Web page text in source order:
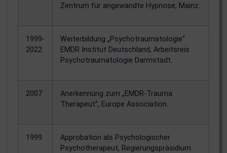
Zentrum für angewandte Hypnose, Mainz.
1999-
2022
Weiterbildung „Psychotraumatologie“
EMDR Institut Deutschland, Arbeitsreis
Psychotraumatologie Darmstadt.
2007
Anerkennung zum „EMDR-Trauma
Therapeut“, Europe Association.
1999
Approbation als Psychologischer
Psychotherapeut, Regierungspräsidium